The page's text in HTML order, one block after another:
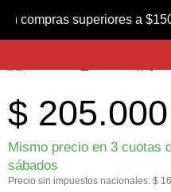
Producto nuevo
Funda para Arma Larga con Mira
$ 205.000
Mismo precio en 3 cuotas
sábados
Precio sin impuestos nacionales: $
superiores a